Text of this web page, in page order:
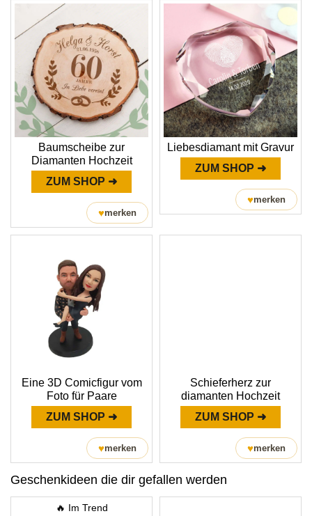
Baumscheibe zur
Diamanten Hochzeit
ZUM SHOP ➜
♥merken
Liebesdiamant mit Gravur
ZUM SHOP ➜
♥merken
Eine 3D Comicfigur vom
Foto für Paare
ZUM SHOP ➜
♥merken
Schieferherz zur
diamanten Hochzeit
ZUM SHOP ➜
♥merken
Geschenkideen die dir gefallen werden
🔥 Im Trend